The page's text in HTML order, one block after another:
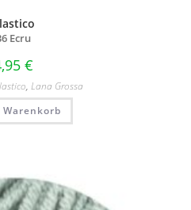
Ecru
€
, Lana Grossa